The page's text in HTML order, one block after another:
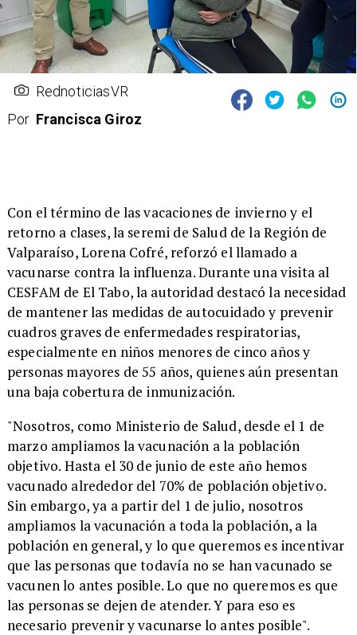
RednoticiasVR
Por Francisca Giroz
Con el término de las vacaciones de invierno y el
retorno a clases, la seremi de Salud de la Región de
Valparaíso, Lorena Cofré, reforzó el llamado a
vacunarse contra la influenza. Durante una visita al
CESFAM de El Tabo, la autoridad destacó la necesidad
de mantener las medidas de autocuidado y prevenir
cuadros graves de enfermedades respiratorias,
especialmente en niños menores de cinco años y
personas mayores de 55 años, quienes aún presentan
una baja cobertura de inmunización.
"Nosotros, como Ministerio de Salud, desde el 1 de
marzo ampliamos la vacunación a la población
objetivo. Hasta el 30 de junio de este año hemos
vacunado alrededor del 70% de población objetivo.
Sin embargo, ya a partir del 1 de julio, nosotros
ampliamos la vacunación a toda la población, a la
población en general, y lo que queremos es incentivar
que las personas que todavía no se han vacunado se
vacunen lo antes posible. Lo que no queremos es que
las personas se dejen de atender. Y para eso es
necesario prevenir y vacunarse lo antes posible".